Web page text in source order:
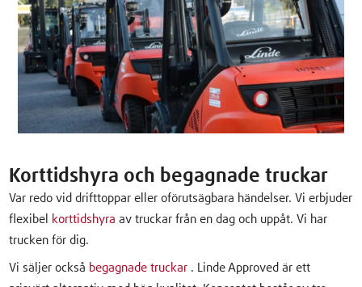
Korttidshyra och begagnade truckar
Var redo vid drifttoppar eller oförutsägbara händelser. Vi erbjuder
flexibel
korttidshyraav truckar från en dag och uppåt. Vi har
trucken för dig.
Vi säljer också begagnade truckar . Linde Approved är ett